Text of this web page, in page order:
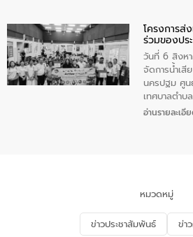
ประชาชน ตัว
เทศบาลตำบ
คุณภาพน้ำเท
น้อย แก้วเศ
เสียสาขาภูเ
5 คน ร่วมท
ชายหาดและ
โครงการส่
ร่วมของปร
แก้ไขปัญห
วันที่ 6 สิงห
จัดการน้ำเสี
นครปฐม ศู
เทศบาลตำ
กิจกรรมภาย
จัดการน้ำเสี
อนุรักษ์สิ่งแ
และการบำบั
เกี่ยวกับสาเ
อ่านรายละเอี
หมวดหมู่
ข่าวประชาสัมพันธ์ ข่า